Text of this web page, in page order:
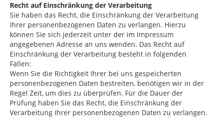
Recht auf Einschränkung der Verarbeitung
Sie haben das Recht, die Einschränkung der Verarbeitung
Ihrer personenbezogenen Daten zu verlangen. Hierzu
können Sie sich jederzeit unter der im Impressum
angegebenen Adresse an uns wenden. Das Recht auf
Einschränkung der Verarbeitung besteht in folgenden
Fällen:
Wenn Sie die Richtigkeit Ihrer bei uns gespeicherten
personenbezogenen Daten bestreiten, benötigen wir in der
Regel Zeit, um dies zu überprüfen. Für die Dauer der
Prüfung haben Sie das Recht, die Einschränkung der
Verarbeitung Ihrer personenbezogenen Daten zu verlangen.